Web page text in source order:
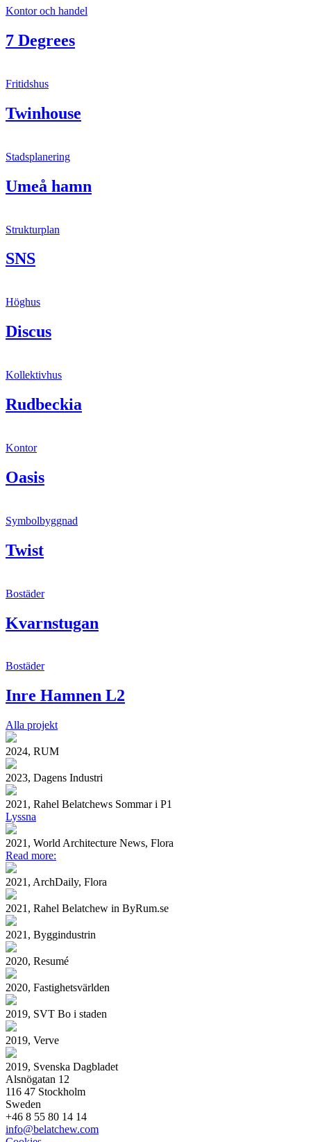
Kontor och handel
7 Degrees
Fritidshus
Twinhouse
Stadsplanering
Umeå hamn
Strukturplan
SNS
Höghus
Discus
Kollektivhus
Rudbeckia
Kontor
Oasis
Symbolbyggnad
Twist
Bostäder
Kvarnstugan
Bostäder
Inre Hamnen L2
Alla projekt
2024, RUM
2023, Dagens Industri
2021, Rahel Belatchews Sommar i P1
Lyssna
2021, World Architecture News, Flora
Read more:
2021, ArchDaily, Flora
2021, Rahel Belatchew in ByRum.se
2021, Byggindustrin
2020, Resumé
2020, Fastighetsvärlden
2019, SVT Bo i staden
2019, Verve
2019, Svenska Dagbladet
Alsnögatan 12
116 47 Stockholm
Sweden
+46 8 55 80 14 14
info@belatchew.com